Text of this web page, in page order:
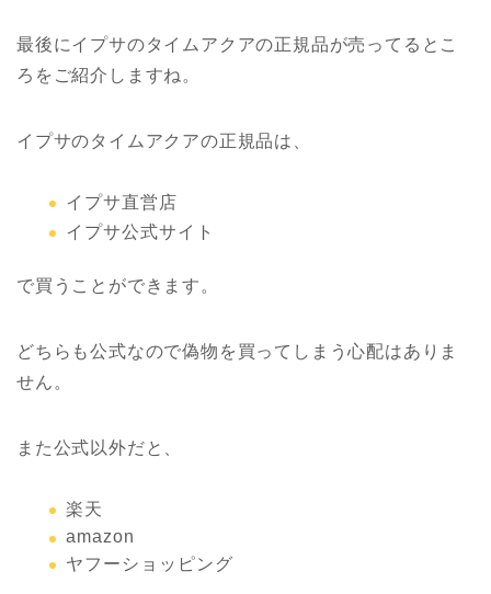
最後にイプサのタイムアクアの正規品が売ってるとこ
ろをご紹介しますね。
イプサのタイムアクアの正規品は、
イプサ直営店
イプサ公式サイト
で買うことができます。
どちらも公式なので偽物を買ってしまう心配はありま
せん。
また公式以外だと、
楽天
amazon
ヤフーショッピング